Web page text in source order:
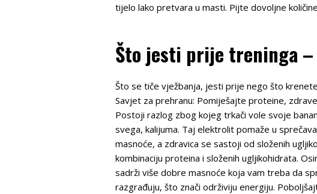
tijelo lako pretvara u masti. Pijte dovoljne
Što jesti prije treninga
Što se tiče vježbanja, jesti prije nego što
Savjet za prehranu: Pomiješajte proteine,
Postoji razlog zbog kojeg trkači vole svoje
svega, kalijuma. Taj elektrolit pomaže u
masnoće, a zdravica se sastoji od složenih
kombinaciju proteina i složenih ugljikohidrata.
sadrži više dobre masnoće koja vam treba da
razgrađuju, što znači održiviju energiju.